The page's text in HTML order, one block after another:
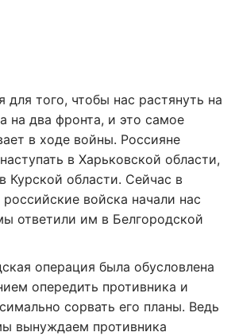
для того, чтобы нас растянуть на
на два фронта, и это самое
в ходе войны. Россияне
в Харьковской области,
Курской области. Сейчас в
войска начали нас
ответили им в Белгородской
операция была обусловлена
опередить противника и
сорвать его планы. Ведь
вынуждаем противника